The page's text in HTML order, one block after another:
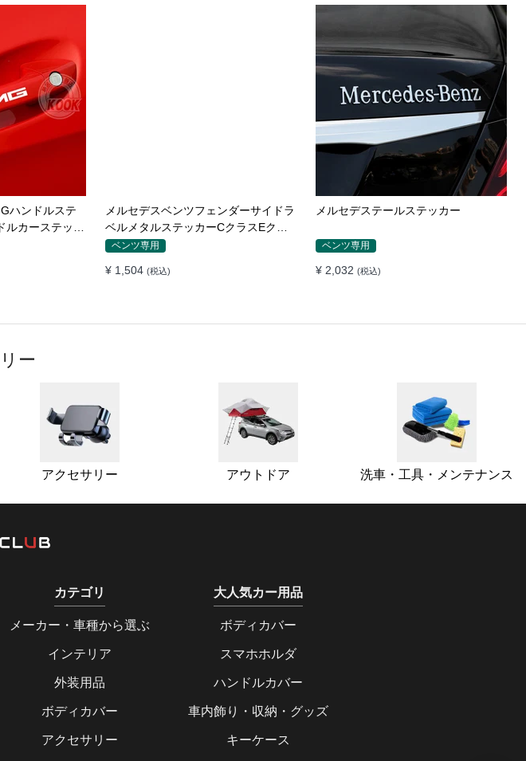
ハンドルステ
カーステッカ
メルセデスベンツフェンダーサイドラ
ベルメタルステッカーCクラスEクラ
スGLAGLE CLAGLKAMG外装
ベンツ専用
¥ 1,504 (税込)
メルセデステールステッカー
ベンツ専用
¥ 2,032 (税込)
ー
アクセサリー アウトドア 洗車・工具・メンテナンス
カテゴリ
メーカー・車種から選ぶ
インテリア
外装用品
ボディカバー
アクセサリー
大人気カー用品
ボディカバー
スマホホルダ
ハンドルカバー
車内飾り・収納・グッズ
キーケース